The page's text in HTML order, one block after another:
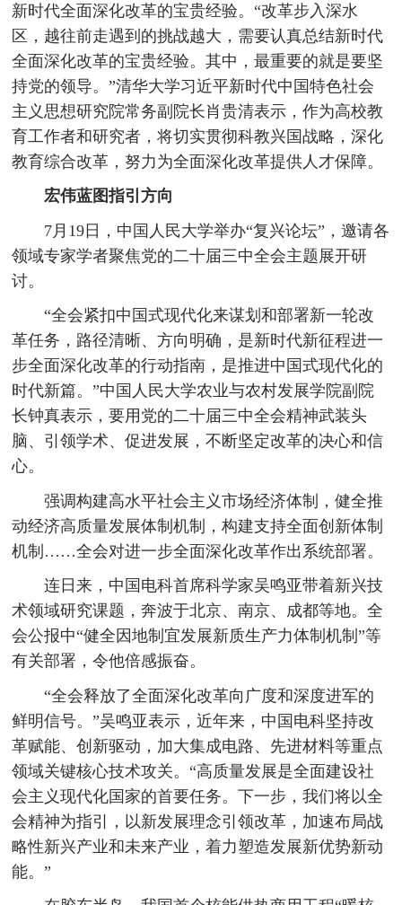
新时代全面深化改革的宝贵经验。“改革步入深水
区，越往前走遇到的挑战越大，需要认真总结新时代
全面深化改革的宝贵经验。其中，最重要的就是要坚
持党的领导。”清华大学习近平新时代中国特色社会
主义思想研究院常务副院长肖贵清表示，作为高校教
育工作者和研究者，将切实贯彻科教兴国战略，深化
教育综合改革，努力为全面深化改革提供人才保障。
宏伟蓝图指引方向
7月19日，中国人民大学举办“复兴论坛”，邀请各
领域专家学者聚焦党的二十届三中全会主题展开研
讨。
“全会紧扣中国式现代化来谋划和部署新一轮改
革任务，路径清晰、方向明确，是新时代新征程进一
步全面深化改革的行动指南，是推进中国式现代化的
时代新篇。”中国人民大学农业与农村发展学院副院
长钟真表示，要用党的二十届三中全会精神武装头
脑、引领学术、促进发展，不断坚定改革的决心和信
心。
强调构建高水平社会主义市场经济体制，健全推
动经济高质量发展体制机制，构建支持全面创新体制
机制……全会对进一步全面深化改革作出系统部署。
连日来，中国电科首席科学家吴鸣亚带着新兴技
术领域研究课题，奔波于北京、南京、成都等地。全
会公报中“健全因地制宜发展新质生产力体制机制”等
有关部署，令他倍感振奋。
“全会释放了全面深化改革向广度和深度进军的
鲜明信号。”吴鸣亚表示，近年来，中国电科坚持改
革赋能、创新驱动，加大集成电路、先进材料等重点
领域关键核心技术攻关。“高质量发展是全面建设社
会主义现代化国家的首要任务。下一步，我们将以全
会精神为指引，以新发展理念引领改革，加速布局战
略性新兴产业和未来产业，着力塑造发展新优势新动
能。”